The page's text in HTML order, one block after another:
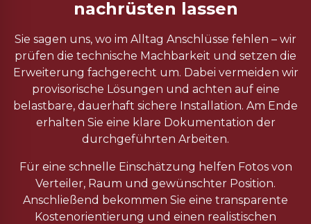
nachrüsten lassen
Sie sagen uns, wo im Alltag Anschlüsse fehlen – wir
prüfen die technische Machbarkeit und setzen die
Erweiterung fachgerecht um. Dabei vermeiden wir
provisorische Lösungen und achten auf eine
belastbare, dauerhaft sichere Installation. Am Ende
erhalten Sie eine klare Dokumentation der
durchgeführten Arbeiten.
Für eine schnelle Einschätzung helfen Fotos von
Verteiler, Raum und gewünschter Position.
Anschließend bekommen Sie eine transparente
Kostenorientierung und einen realistischen